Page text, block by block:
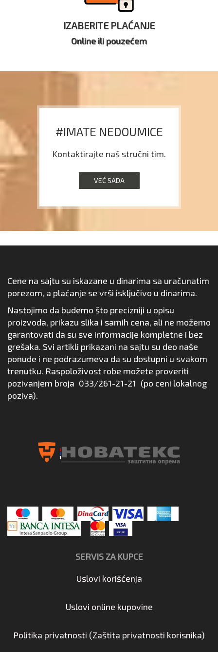
IZABERITE PLAĆANJE
Online ili pouzećem
#IMATE NEDOUMICE
Kontaktirajte naš stručni tim.
VEĆ SADA
Cene na sajtu su iskazane u dinarima sa uračunatim
porezom, a plaćanje se vrši isključivo u dinarima.
Nastojimo da budemo što precizniji u opisu
proizvoda, prikazu slika i samih cena, ali ne možemo
garantovati da su sve informacije kompletne i bez
grešaka. Svi artikli prikazani na sajtu su deo naše
ponude i ne podrazumeva da su dostupni u svakom
trenutku. Raspoloživost robe možete proveriti
pozivanjem broja 033/261-21-21 (po ceni lokalnog
poziva).
SERVIS ZA KUPCE
Uslovi korišćenja
Uslovi online kupovine
Politika privatnosti (Zaštita privatnosti korisnika)